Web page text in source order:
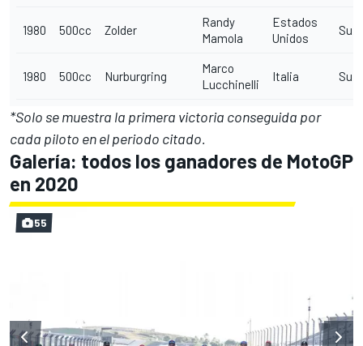
1980 500cc Zolder
Randy
Mamola
Estados
Unidos
1980 500cc Nurburgring
Marco
Lucchinelli
Italia
*Solo se muestra la primera victoria conseguida por
cada piloto en el periodo citado.
Galería: todos los ganadores de MotoGP
en 2020
55